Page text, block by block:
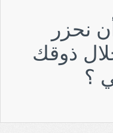
نحزر
ذوقك
؟